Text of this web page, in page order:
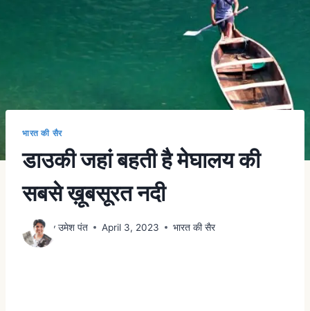
भारत की सैर
डाउकी जहां बहती है मेघालय की
सबसे ख़ूबसूरत नदी
By उमेश पंत April 3, 2023 भारत की सैर